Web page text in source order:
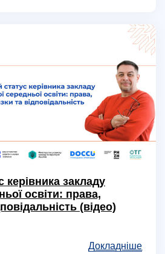
керівника закладу
освіти: права,
(відео)
Докладніше